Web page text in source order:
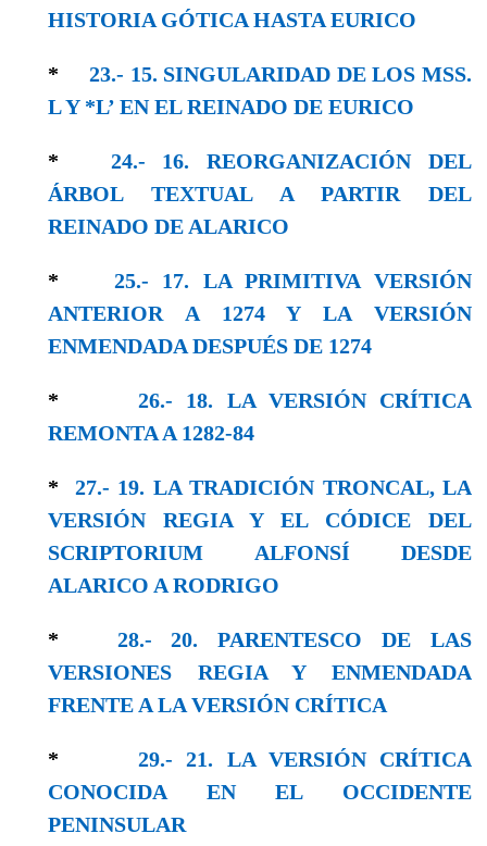
HISTORIA GÓTICA HASTA EURICO
* 23.- 15. SINGULARIDAD DE LOS MSS.
L Y *L’ EN EL REINADO DE EURICO
* 24.- 16. REORGANIZACIÓN DEL
ÁRBOL TEXTUAL A PARTIR DEL
REINADO DE ALARICO
* 25.- 17. LA PRIMITIVA VERSIÓN
ANTERIOR A 1274 Y LA VERSIÓN
ENMENDADA DESPUÉS DE 1274
*26.- 18. LA VERSIÓN CRÍTICA
REMONTA A 1282-84
* 27.- 19. LA TRADICIÓN TRONCAL, LA
VERSIÓN REGIA Y EL CÓDICE DEL
SCRIPTORIUM ALFONSÍ DESDE
ALARICO A RODRIGO
* 28.- 20. PARENTESCO DE LAS
VERSIONES REGIA Y ENMENDADA
FRENTE A LA VERSIÓN CRÍTICA
*29.- 21. LA VERSIÓN CRÍTICA
CONOCIDA EN EL OCCIDENTE
PENINSULAR